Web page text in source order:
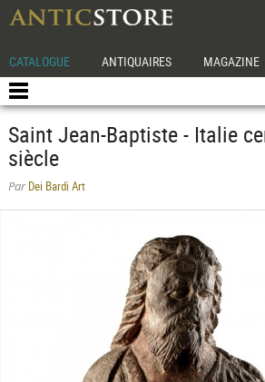
CATALOGUE ANTIQUAIRES MAGAZINE
Saint Jean-Baptiste - Italie
siècle
ParDei Bardi Art